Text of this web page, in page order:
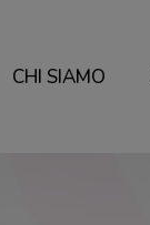
CHI SIAMO